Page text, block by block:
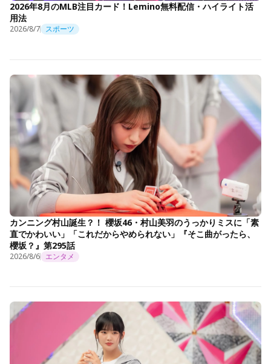
2026年8月のMLB注目カード！Lemino無料配信・ハイライト活
用法
2026/8/7 スポーツ
カンニング村山誕生？！ 櫻坂46・村山美羽のうっかりミスに「素
直でかわいい」「これだからやめられない」『そこ曲がったら、
櫻坂？』第295話
2026/8/6 エンタメ